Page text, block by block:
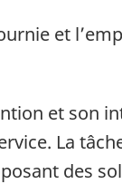
et
et son
La
des